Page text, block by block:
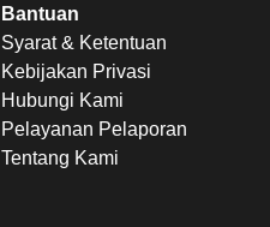
Bantuan
Syarat & Ketentuan
Kebijakan Privasi
Hubungi Kami
Pelayanan Pelaporan
Tentang Kami